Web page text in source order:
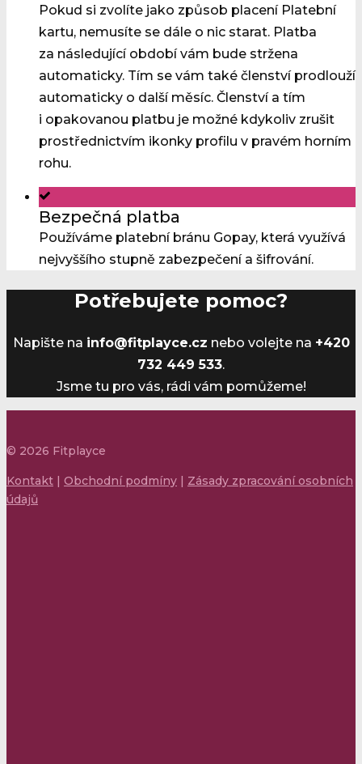
Pokud si zvolíte jako způsob placení Platební
kartu, nemusíte se dále o nic starat. Platba
za následující období vám bude stržena
automaticky. Tím se vám také členství prodlouží
automaticky o další měsíc. Členství a tím
i opakovanou platbu je možné kdykoliv zrušit
prostřednictvím ikonky profilu v pravém horním
rohu.
Bezpečná platba
Používáme platební bránu Gopay, která využívá
nejvyššího stupně zabezpečení a šifrování.
Potřebujete pomoc?
Napište na info@fitplayce.cz nebo volejte na +420
732 449 533.
Jsme tu pro vás, rádi vám pomůžeme!
© 2026 Fitplayce
Kontakt | Obchodní podmíny | Zásady zpracování osobních
údajů